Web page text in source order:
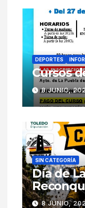
DEPORTES
Cursos
8 JUNIO,
SIN CATEGORÍA
Día de
8 JUNIO,